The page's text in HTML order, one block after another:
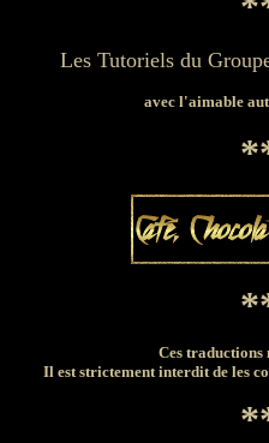
Les Tutoriels du
avec l'aimable
Ces
Il est strictement interdit de les